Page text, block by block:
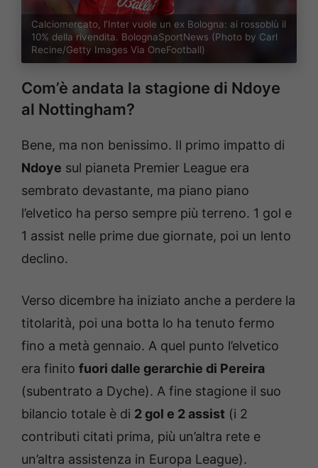
Calciomercato, l’Inter vuole un ex Bologna: ai rossoblù il
10% della rivendita. BolognaSportNews (Photo by Carl
Recine/Getty Images Via OneFootball)
Com’è andata la stagione di Ndoye
al Nottingham?
Bene, ma non benissimo. Il primo impatto di
Ndoye sul pianeta Premier League era
sembrato devastante, ma piano piano
l’elvetico ha perso sempre più terreno. 1 gol e
1 assist nelle prime due giornate, poi un lento
declino.
Verso dicembre ha iniziato anche a perdere la
titolarità, poi una botta lo ha tenuto fermo
fino a metà gennaio. A quel punto l’elvetico
era finito fuori dalle gerarchie di Pereira
(subentrato a Dyche). A fine stagione il suo
bilancio totale è di 2 gol e 2 assist (i 2
contributi citati prima, più un’altra rete e
un’altra assistenza in Europa League).